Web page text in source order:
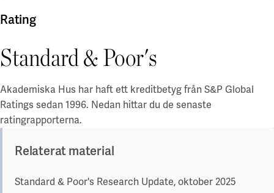
Karlstads universitet
Högskolan i Gävle
Skövde
Högskolan i Skövde
Rating
Standard & Poor's
Akademiska Hus har haft ett kreditbetyg från S&P Global
Ratings sedan 1996. Nedan hittar du de senaste
ratingrapporterna.
Relaterat material
Standard & Poor's Research Update, oktober 2025